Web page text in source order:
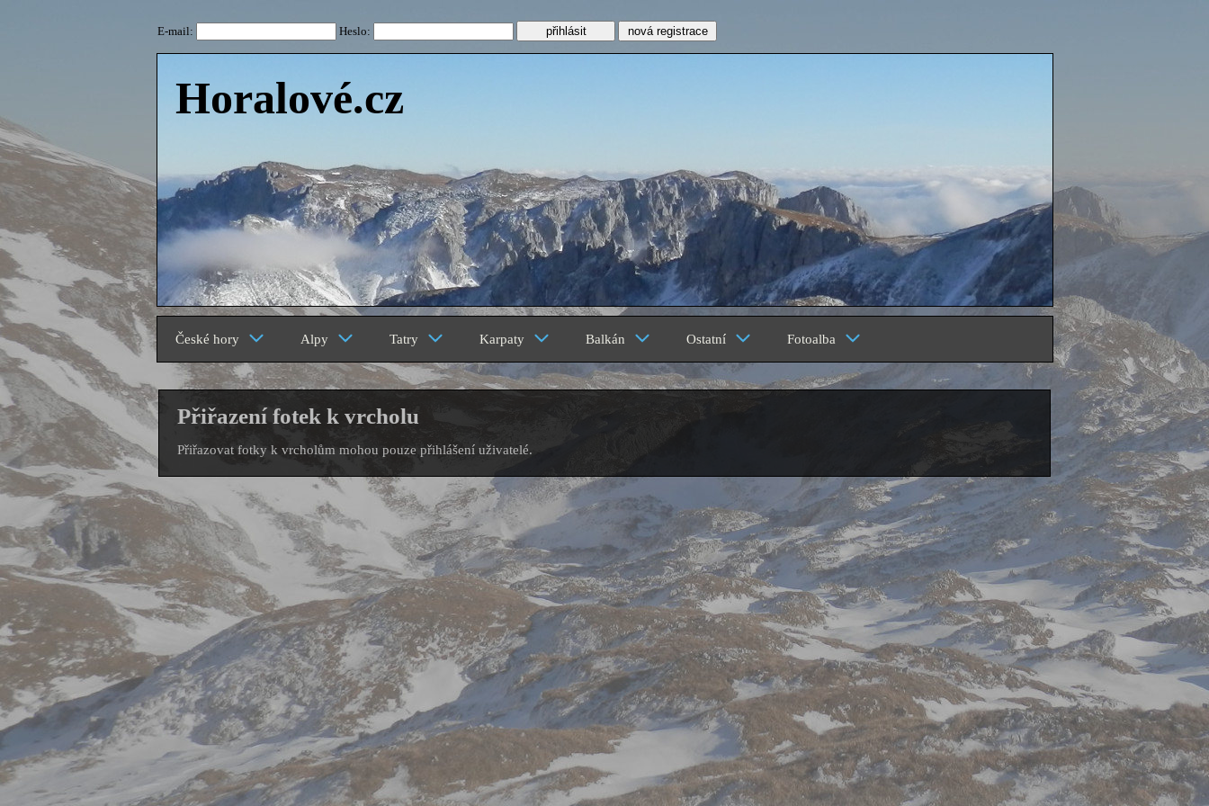
E-mail: Heslo: nová registrace
Horalové.cz
České hory Alpy Tatry Karpaty Balkán Ostatní Fotoalba
Přiřazení fotek k vrcholu
Přiřazovat fotky k vrcholům mohou pouze přihlášení uživatelé.